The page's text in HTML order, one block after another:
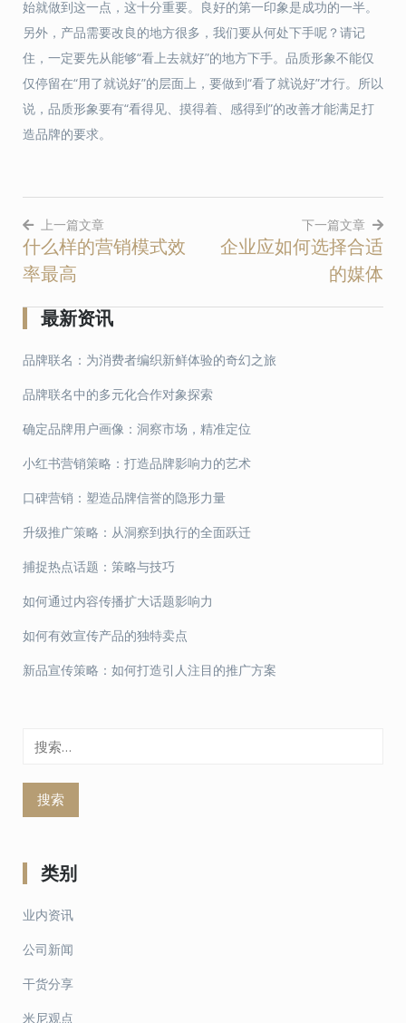
始就做到这一点，这十分重要。良好的第一印象是成功的一半。
另外，产品需要改良的地方很多，我们要从何处下手呢？请记
住，一定要先从能够“看上去就好”的地方下手。品质形象不能仅
仅停留在“用了就说好”的层面上，要做到“看了就说好”才行。所以
说，品质形象要有“看得见、摸得着、感得到”的改善才能满足打
造品牌的要求。
文
章
导
航
上一篇文章
什么样的营销模式效
率最高
下一篇文章
企业应如何选择合适
的媒体
最新资讯
品牌联名：为消费者编织新鲜体验的奇幻之旅
品牌联名中的多元化合作对象探索
确定品牌用户画像：洞察市场，精准定位
小红书营销策略：打造品牌影响力的艺术
口碑营销：塑造品牌信誉的隐形力量
升级推广策略：从洞察到执行的全面跃迁
捕捉热点话题：策略与技巧
如何通过内容传播扩大话题影响力
如何有效宣传产品的独特卖点
新品宣传策略：如何打造引人注目的推广方案
类别
业内资讯
公司新闻
干货分享
米尼观点